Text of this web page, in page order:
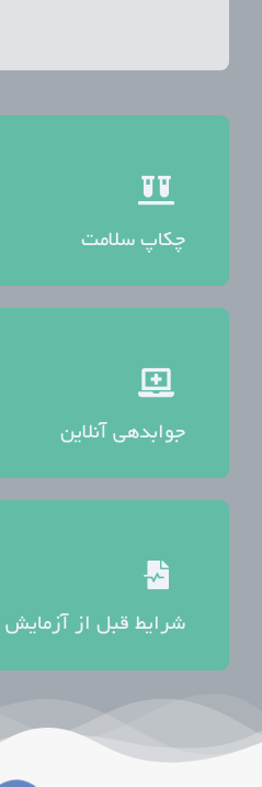
چکاپ سلامت
جوابدهی آنلاین
شرایط قبل از آزمایش